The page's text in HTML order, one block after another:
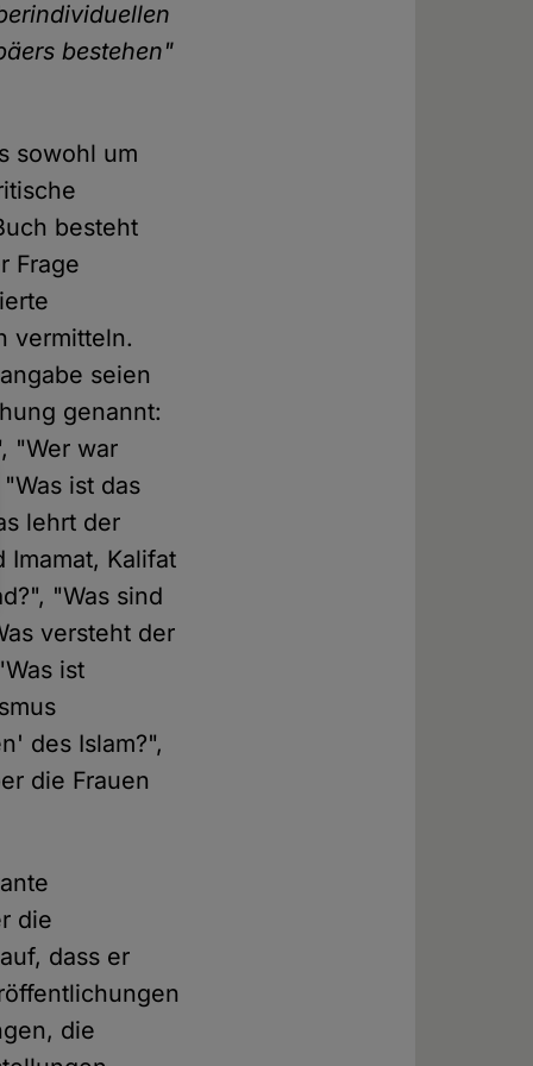
bestehen"
sowohl um
besteht
Frage
vermitteln.
seien
genannt:
"Wer war
ist das
lehrt der
Imamat, Kalifat
"Was sind
versteht der
ist
des Islam?",
die Frauen
die
dass er
die